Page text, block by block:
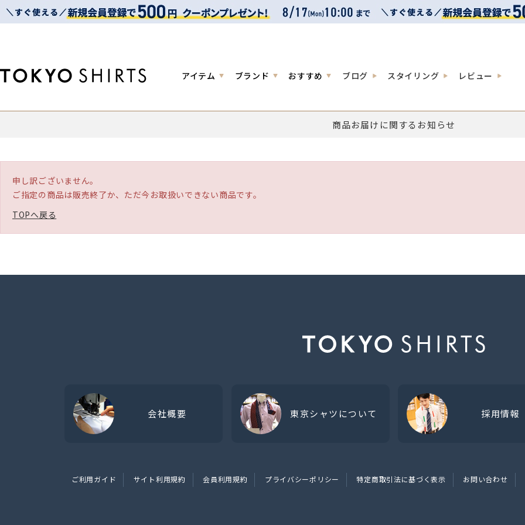
アイテム ブランド おすすめ ブログ スタイリング レビュー
商品お届けに関するお知らせ
申し訳ございません。
ご指定の商品は販売終了か、ただ今お取扱いできない商品です。
TOPへ戻る
会社概要 東京シャツについて 採用情報
ご利用ガイド サイト利用規約 会員利用規約 プライバシーポリシー 特定商取引法に基づく表示 お問い合わせ